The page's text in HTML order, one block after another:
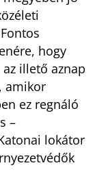
hogy
illető aznap
amikor
ez regnáló
–
lokátor